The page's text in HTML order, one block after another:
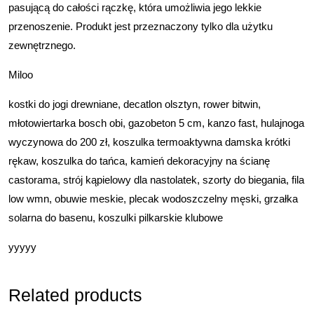
pasującą do całości rączkę, która umożliwia jego lekkie
przenoszenie. Produkt jest przeznaczony tylko dla użytku
zewnętrznego.
Miloo
kostki do jogi drewniane, decatlon olsztyn, rower bitwin,
młotowiertarka bosch obi, gazobeton 5 cm, kanzo fast, hulajnoga
wyczynowa do 200 zł, koszulka termoaktywna damska krótki
rękaw, koszulka do tańca, kamień dekoracyjny na ścianę
castorama, strój kąpielowy dla nastolatek, szorty do biegania, fila
low wmn, obuwie meskie, plecak wodoszczelny męski, grzałka
solarna do basenu, koszulki pilkarskie klubowe
yyyyy
Related products